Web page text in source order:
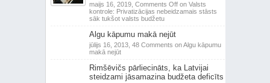
maijs 16, 2019, Comments Offon Valsts
kontrole: Privatizācijas nebeidzamais stāsts
sāk tukšot valsts budžetu
Algu kāpumu makā nejūt
jūlijs 16, 2013, 48 Comments on Algu kāpumu
makā nejūt
Rimšēvičs pārliecināts, ka Latvijai
steidzami jāsamazina budžeta deficīts